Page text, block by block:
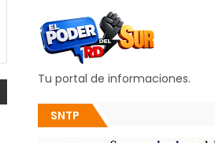
Tu portal de informaciones.
SNTP